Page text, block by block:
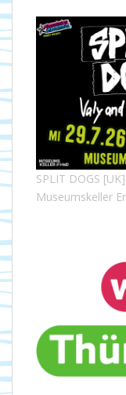
SPLIT DOGS
Museumskeller